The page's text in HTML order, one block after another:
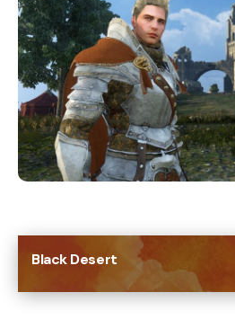
Black Desert